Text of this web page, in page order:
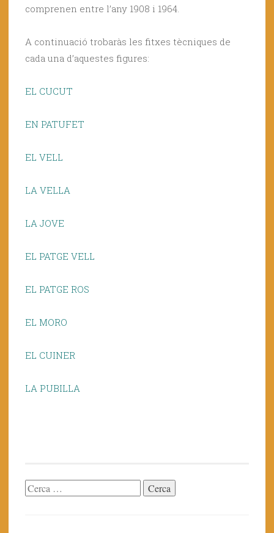
comprenen entre l’any 1908 i 1964.
A continuació trobaràs les fitxes tècniques de
cada una d’aquestes figures:
EL CUCUT
EN PATUFET
EL VELL
LA VELLA
LA JOVE
EL PATGE VELL
EL PATGE ROS
EL MORO
EL CUINER
LA PUBILLA
Cerca: